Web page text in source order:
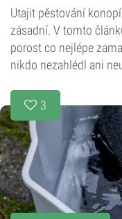
Utajit pěstování
zásadní. V tomto
porost co nejlépe
nikdo nezahlédl ani
3